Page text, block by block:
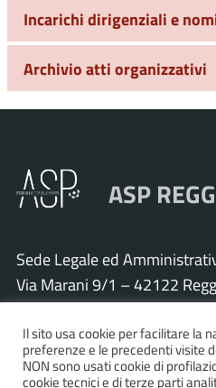
Incarichi dirigenziali e
Archivio atti organizzativi
ASP
Sede Legale ed
Via Marani 9/1 – 42122
Tel. 0522 571011 – Fax
Cod. Fisc. e P.IVA
PEC:
Il sito usa cookie per facilitare la
preferenze e le precedenti visite
NON sono usati cookie di
cookie tecnici e di terze parti